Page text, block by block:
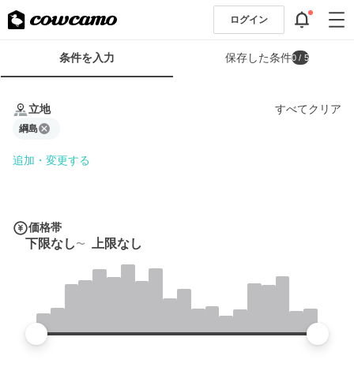
ログイン
条
条件を入力 保存した条件0 / 5
立地 すべてクリア
綱島
追加・変更する
価格帯
下限なし 上限なし